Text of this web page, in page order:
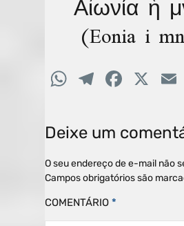
(Eonia i
W
at
s
A
p
p
T
e
gr
a
m
F
c
e
b
o
X
Deixe um
O seu endereço de e-mail não
Campos obrigatórios são
COMENTÁRIO *